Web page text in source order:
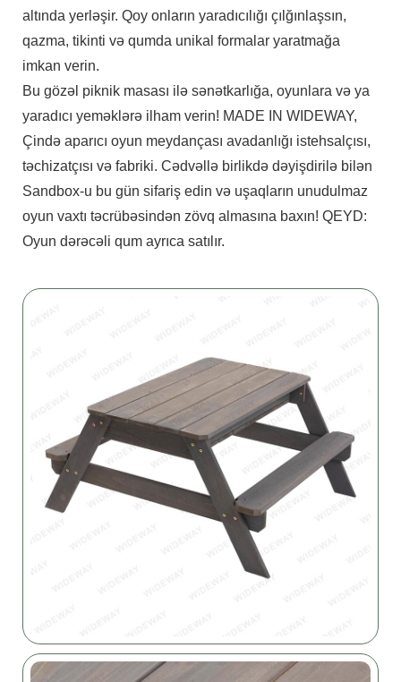
altında yerləşir. Qoy onların yaradıcılığı çılğınlaşsın,
qazma, tikinti və qumda unikal formalar yaratmağa
imkan verin.
Bu gözəl piknik masası ilə sənətkarlığa, oyunlara və ya
yaradıcı yeməklərə ilham verin! MADE IN WIDEWAY,
Çində aparıcı oyun meydançası avadanlığı istehsalçısı,
təchizatçısı və fabriki. Cədvəllə birlikdə dəyişdirilə bilən
Sandbox-u bu gün sifariş edin və uşaqların unudulmaz
oyun vaxtı təcrübəsindən zövq almasına baxın! QEYD:
Oyun dərəcəli qum ayrıca satılır.